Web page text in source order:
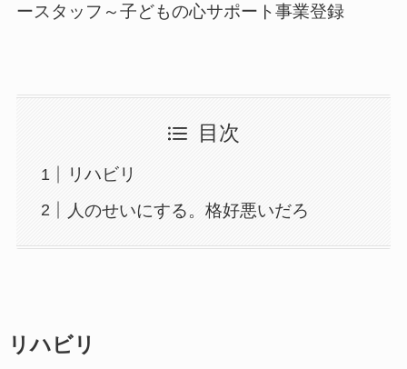
ースタッフ～子どもの心サポート事業登録
目次
リハビリ
人のせいにする。格好悪いだろ
リハビリ